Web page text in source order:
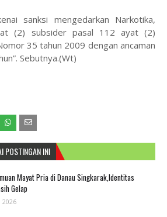
sanksi mengedarkan Narkotika,
(2) subsider pasal 112 ayat (2)
35 tahun 2009 dengan ancaman
Sebutnya.(Wt)
POSTINGAN INI
Mayat Pria di Danau Singkarak,Identitas
Gelap
2026